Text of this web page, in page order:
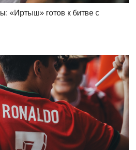
«Иртыш» готов к битве с